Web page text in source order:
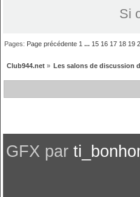
Si
Pages: Page précédente 1 ... 15 16 17 18 19
Club944.net» Les salons de discussion
GFX par